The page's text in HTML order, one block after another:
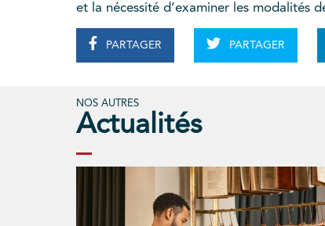
et la nécessité d’examiner les modalités
PARTAGER PARTAGER
NOS AUTRES
Actualités